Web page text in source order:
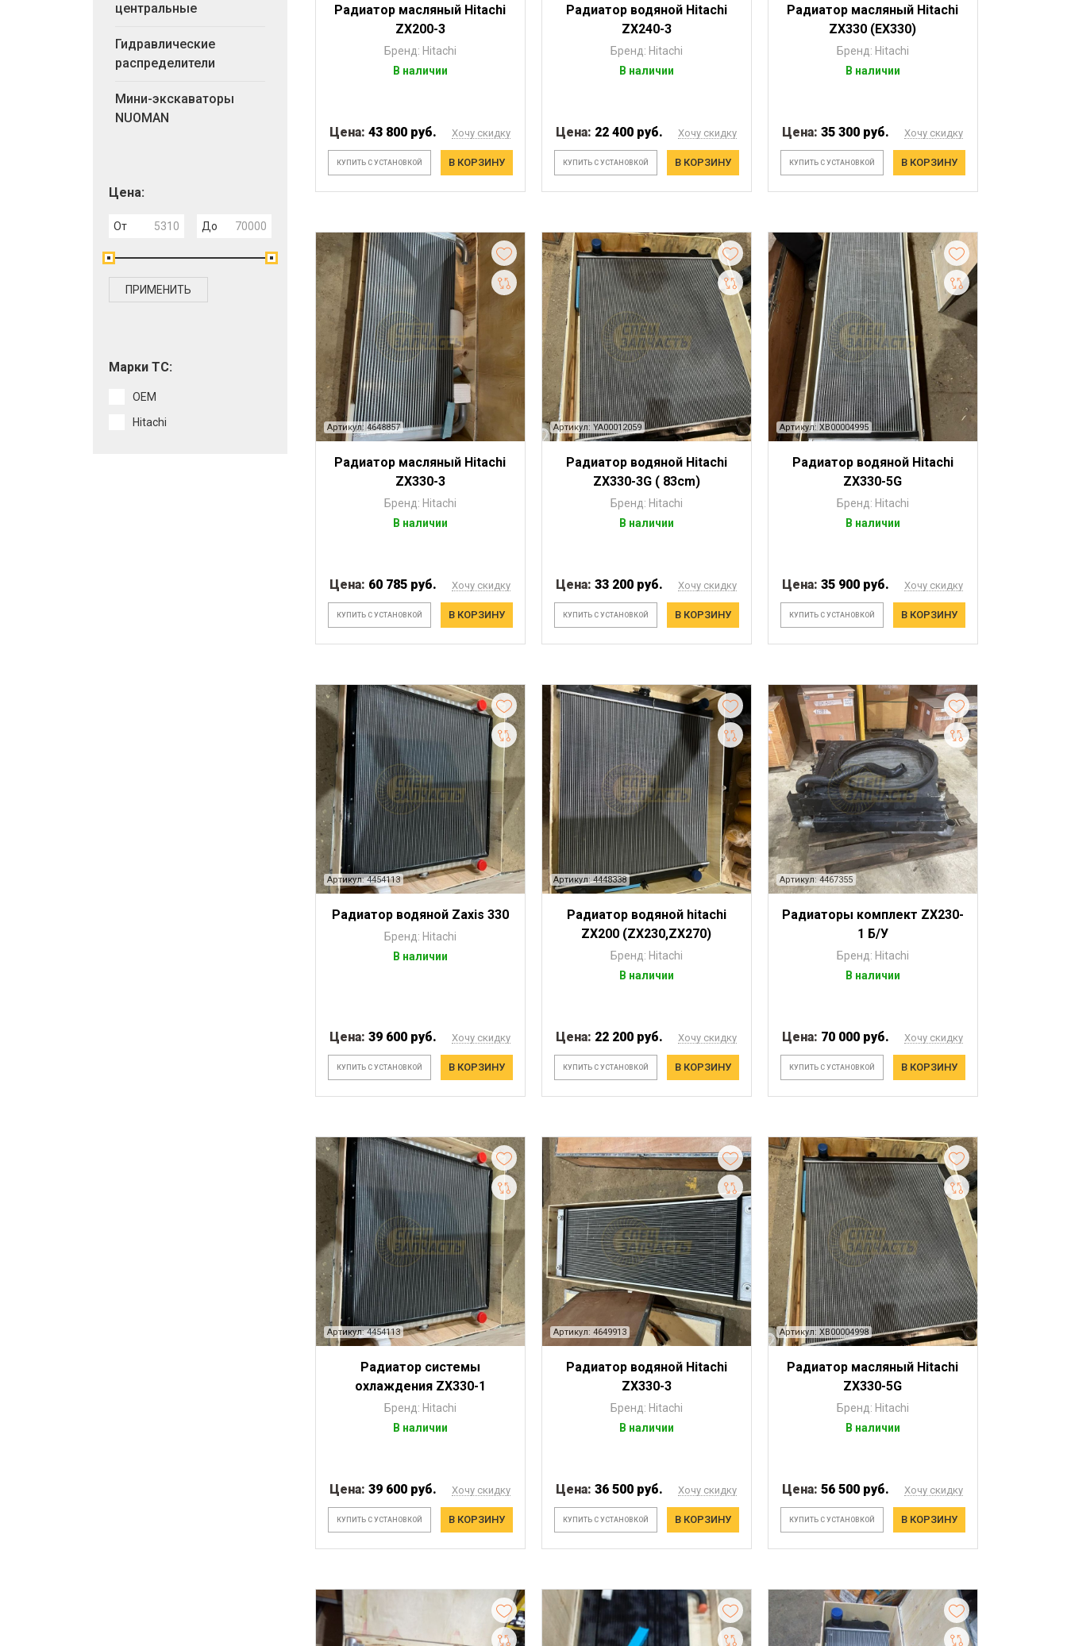
центральные
Гидравлические
распределители
Мини-экскаваторы
NUOMAN
Цена:
От До
ПРИМЕНИТЬ
Марки ТС:
OEM
Hitachi
Радиатор масляный Hitachi
ZX200-3
Бренд: Hitachi
В наличии
Цена:43 800 руб. Хочу скидку
КУПИТЬ С УСТАНОВКОЙ В КОРЗИНУ
Радиатор водяной Hitachi
ZX240-3
Бренд: Hitachi
В наличии
Цена: 22 400 руб. Хочу скидку
КУПИТЬ С УСТАНОВКОЙ В КОРЗИНУ
Радиатор масляный Hitachi
ZX330 (EX330)
Бренд: Hitachi
В наличии
Цена:35 300 руб. Хочу скидку
КУПИТЬ С УСТАНОВКОЙ В КОРЗИНУ
Артикул: 4648857
Радиатор масляный Hitachi
ZX330-3
Бренд: Hitachi
В наличии
Цена: 60 785 руб. Хочу скидку
КУПИТЬ С УСТАНОВКОЙ В КОРЗИНУ
Артикул: YA00012059
Радиатор водяной Hitachi
ZX330-3G ( 83сm)
Бренд: Hitachi
В наличии
Цена:33 200 руб. Хочу скидку
КУПИТЬ С УСТАНОВКОЙ В КОРЗИНУ
Артикул: XB00004995
Радиатор водяной Hitachi
ZX330-5G
Бренд: Hitachi
В наличии
Цена:35 900 руб. Хочу скидку
КУПИТЬ С УСТАНОВКОЙ В КОРЗИНУ
Артикул: 4454113
Радиатор водяной Zaxis 330
Бренд: Hitachi
В наличии
Цена:39 600 руб. Хочу скидку
КУПИТЬ С УСТАНОВКОЙ В КОРЗИНУ
Артикул: 4448338
Радиатор водяной hitachi
ZX200 (ZX230,ZX270)
Бренд: Hitachi
В наличии
Цена: 22 200 руб. Хочу скидку
КУПИТЬ С УСТАНОВКОЙ В КОРЗИНУ
Артикул: 4467355
Радиаторы комплект ZX230-
1 Б/У
Бренд: Hitachi
В наличии
Цена: 70 000 руб. Хочу скидку
КУПИТЬ С УСТАНОВКОЙ В КОРЗИНУ
Артикул: 4454113
Радиатор системы
охлаждения ZX330-1
Бренд: Hitachi
В наличии
Цена:39 600 руб. Хочу скидку
КУПИТЬ С УСТАНОВКОЙ В КОРЗИНУ
Артикул: 4649913
Радиатор водяной Hitachi
ZX330-3
Бренд: Hitachi
В наличии
Цена:36 500 руб. Хочу скидку
КУПИТЬ С УСТАНОВКОЙ В КОРЗИНУ
Артикул: XB00004998
Радиатор масляный Hitachi
ZX330-5G
Бренд: Hitachi
В наличии
Цена:56 500 руб. Хочу скидку
КУПИТЬ С УСТАНОВКОЙ В КОРЗИНУ